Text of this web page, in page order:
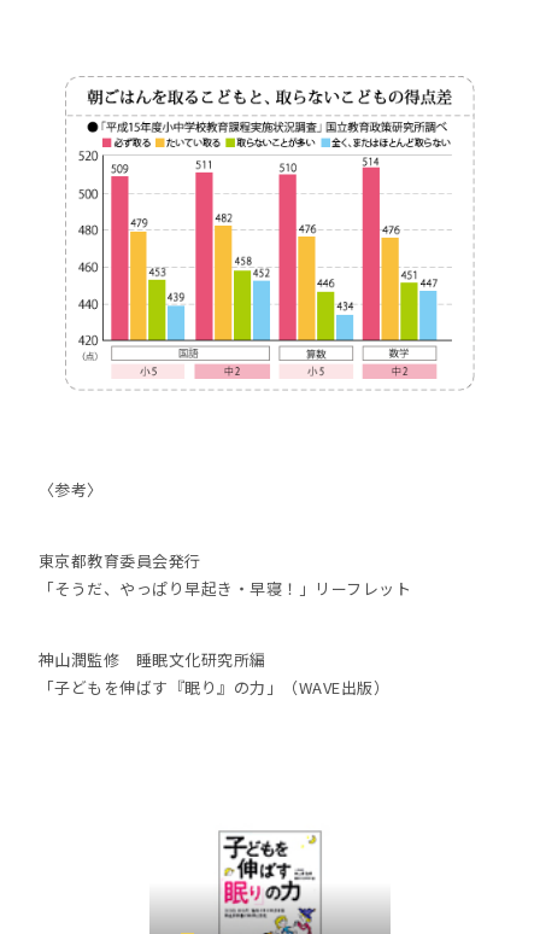
〈参考〉
東京都教育委員会発行
「そうだ、やっぱり早起き・早寝！」リーフレット
神山潤監修 睡眠文化研究所編
「子どもを伸ばす『眠り』の力」（WAVE出版）